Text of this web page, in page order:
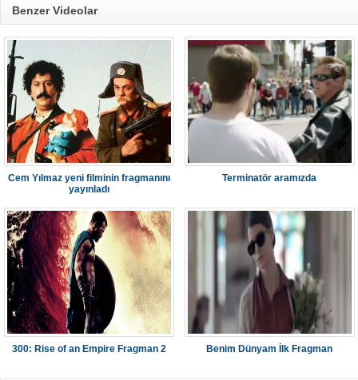
Benzer Videolar
Cem Yılmaz yeni filminin fragmanını
yayınladı
Terminatör aramızda
300: Rise of an Empire Fragman 2 Benim Dünyam İlk Fragman